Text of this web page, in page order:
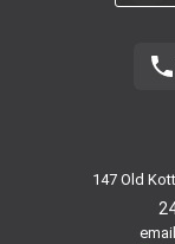
147 Old